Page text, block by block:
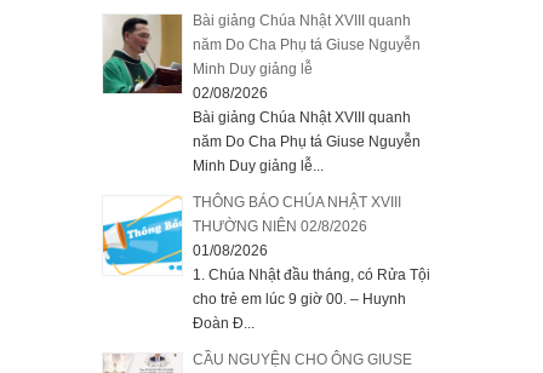
Bài giảng Chúa Nhật XVIII quanh
năm Do Cha Phụ tá Giuse Nguyễn
Minh Duy giảng lễ
02/08/2026
Bài giảng Chúa Nhật XVIII quanh
năm Do Cha Phụ tá Giuse Nguyễn
Minh Duy giảng lễ...
THÔNG BÁO CHÚA NHẬT XVIII
THƯỜNG NIÊN 02/8/2026
01/08/2026
1. Chúa Nhật đầu tháng, có Rửa Tội
cho trẻ em lúc 9 giờ 00. – Huynh
Đoàn Đ...
CẦU NGUYỆN CHO ÔNG GIUSE